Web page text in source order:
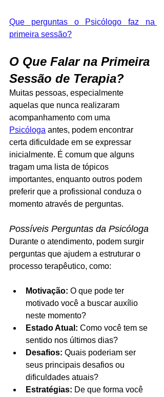
Que perguntas o Psicólogo faz na
primeira sessão?
O Que Falar na Primeira
Sessão de Terapia?
Muitas pessoas, especialmente
aquelas que nunca realizaram
acompanhamento com uma
Psicóloga antes, podem encontrar
certa dificuldade em se expressar
inicialmente. É comum que alguns
tragam uma lista de tópicos
importantes, enquanto outros podem
preferir que a profissional conduza o
momento através de perguntas.
Possíveis Perguntas da Psicóloga
Durante o atendimento, podem surgir
perguntas que ajudem a estruturar o
processo terapêutico, como:
Motivação: O que pode ter
motivado você a buscar auxílio
neste momento?
Estado Atual: Como você tem se
sentido nos últimos dias?
Desafios: Quais poderiam ser
seus principais desafios ou
dificuldades atuais?
Estratégias: De que forma você